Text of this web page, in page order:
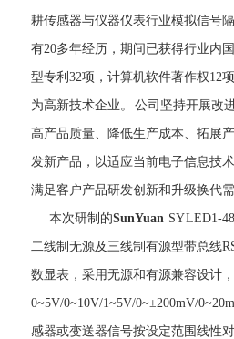
耕传感器与仪器仪表行业模拟信号
有20多年经历，期间已获得行业内
型专利32项，计算机软件著作权12
为高新技术企业。 公司坚持开展改
高产品质量、降低生产成本、拓展
发新产品，以适应当前电子信息技
满足客户产品研发创新和升级换代需
本次研制的SunYuan SY LED1-
二线制无源及三线制有源型带总线
数显表，采用无源和有源兼容设计
0~5V/0~10V/1~5V/0~±200mV/
感器或变送器信号按设定范围线性